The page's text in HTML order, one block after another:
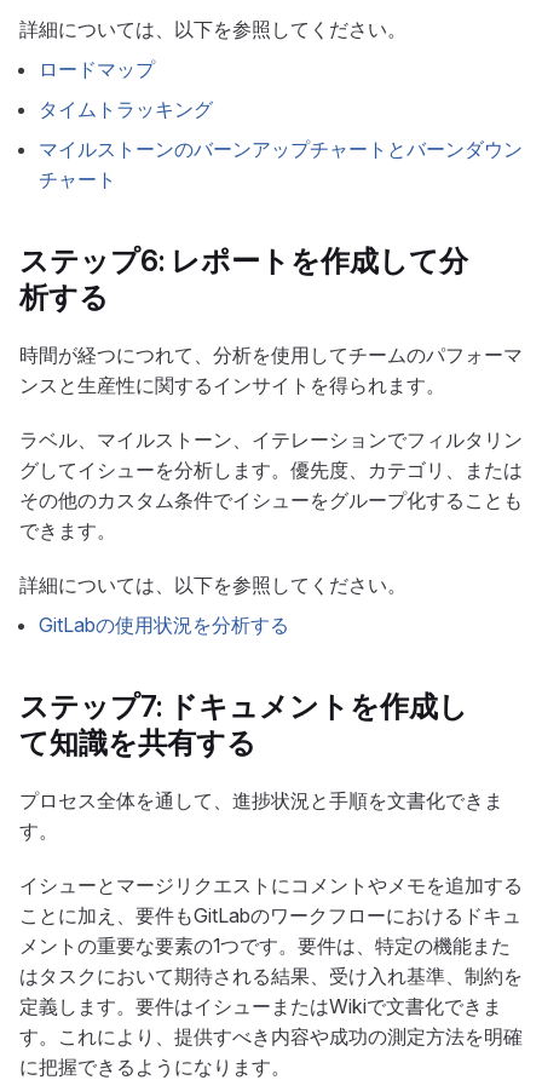
詳細については、以下を参照してください。
ロードマップ
タイムトラッキング
マイルストーンのバーンアップチャートとバーンダウン
チャート
ステップ6: レポートを作成して分
析する
時間が経つにつれて、分析を使用してチームのパフォーマ
ンスと生産性に関するインサイトを得られます。
ラベル、マイルストーン、イテレーションでフィルタリン
グしてイシューを分析します。優先度、カテゴリ、または
その他のカスタム条件でイシューをグループ化することも
できます。
詳細については、以下を参照してください。
GitLabの使用状況を分析する
ステップ7: ドキュメントを作成し
て知識を共有する
プロセス全体を通して、進捗状況と手順を文書化できま
す。
イシューとマージリクエストにコメントやメモを追加する
ことに加え、要件もGitLabのワークフローにおけるドキュ
メントの重要な要素の1つです。要件は、特定の機能また
はタスクにおいて期待される結果、受け入れ基準、制約を
定義します。要件はイシューまたはWikiで文書化できま
す。これにより、提供すべき内容や成功の測定方法を明確
に把握できるようになります。